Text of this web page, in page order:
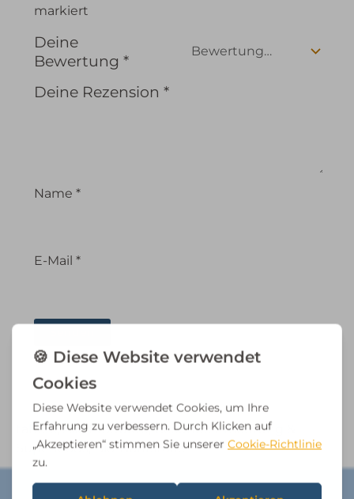
markiert
Deine
Bewertung *
Deine Rezension *
Name *
E-Mail *
tahedl,Alle Produkte,Gesunde Ernährung &
Superfoods,Bio-Nährstoffe